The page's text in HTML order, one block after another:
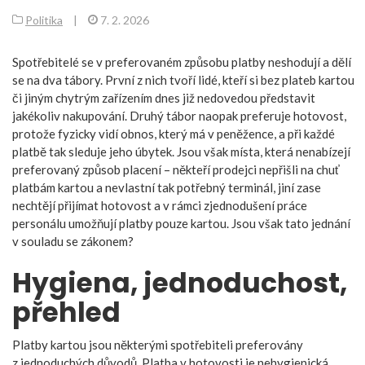
Politika | 7. 2. 2026
Spotřebitelé se v preferovaném způsobu platby neshodují a dělí
se na dva tábory. První z nich tvoří lidé, kteří si bez plateb kartou
či jiným chytrým zařízením dnes již nedovedou představit
jakékoliv nakupování. Druhý tábor naopak preferuje hotovost,
protože fyzicky vidí obnos, který má v peněžence, a při každé
platbě tak sleduje jeho úbytek. Jsou však místa, která nenabízejí
preferovaný způsob placení – někteří prodejci nepřišli na chuť
platbám kartou a nevlastní tak potřebný terminál, jiní zase
nechtějí přijímat hotovost a v rámci zjednodušení práce
personálu umožňují platby pouze kartou. Jsou však tato jednání
v souladu se zákonem?
Hygiena, jednoduchost,
přehled
Platby kartou jsou některými spotřebiteli preferovány